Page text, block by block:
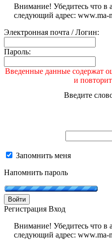
Внимание! Убедитесь что в
следующий адрес: www.ma-
Электронная почта / Логин:
Пароль:
Введенные данные содержат
и
Введите
Запомнить меня
Напомнить пароль
Войти
Регистрация Вход
Внимание! Убедитесь что в
следующий адрес: www.ma-